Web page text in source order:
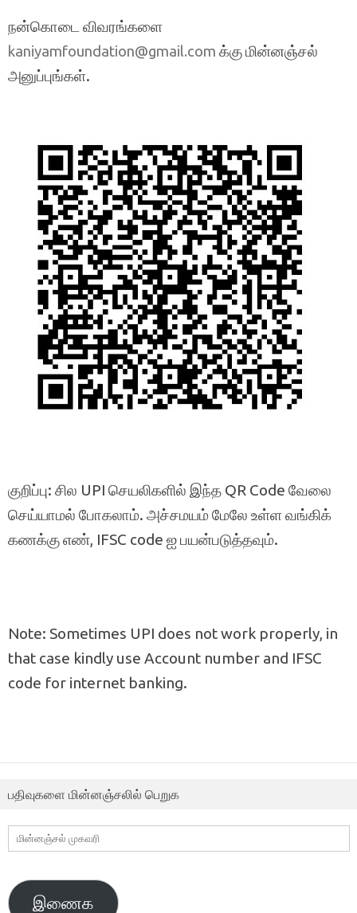
நன்கொடை விவரங்களை
kaniyamfoundation@gmail.com க்கு மின்னஞ்சல்
அனுப்புங்கள்.
குறிப்பு: சில UPI செயலிகளில் இந்த QR Code வேலை
செய்யாமல் போகலாம். அச்சமயம் மேலே உள்ள வங்கிக்
கணக்கு எண், IFSC code ஐ பயன்படுத்தவும்.
Note: Sometimes UPI does not work properly, in
that case kindly use Account number and IFSC
code for internet banking.
பதிவுகளை மின்னஞ்சலில் பெறுக
மின்னஞ்சல்
முகவரி
இணைக